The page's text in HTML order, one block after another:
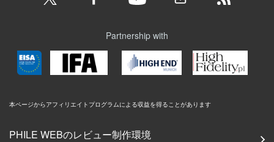
Partnership with
本ページからアフィリエイトプログラムによる収益を得ることがあります
PHILE WEBのレビュー制作環境